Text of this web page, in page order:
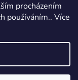
procházením
používáním.. Více